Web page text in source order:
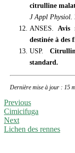
citrulline
J Appl Physiol.
ANSES. Avis
destinée à des
USP.
standard.
Dernière mise à jour : 15
Previous
Cimicifuga
Next
Lichen des rennes